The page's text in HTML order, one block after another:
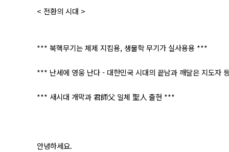
< 전환의 시대 >
*** 북핵무기는 체제 지킴용, 생물학 무기가 실사용용 ***
*** 난세에 영웅 난다 - 대한민국 시대의 끝남과 깨달은 지도자
*** 새시대 개막과 君師父 일체 聖人 출현 ***
안녕하세요.